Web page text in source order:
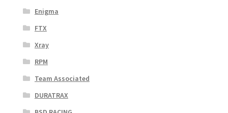
Enigma
FTX
Xray
RPM
Team Associated
DURATRAX